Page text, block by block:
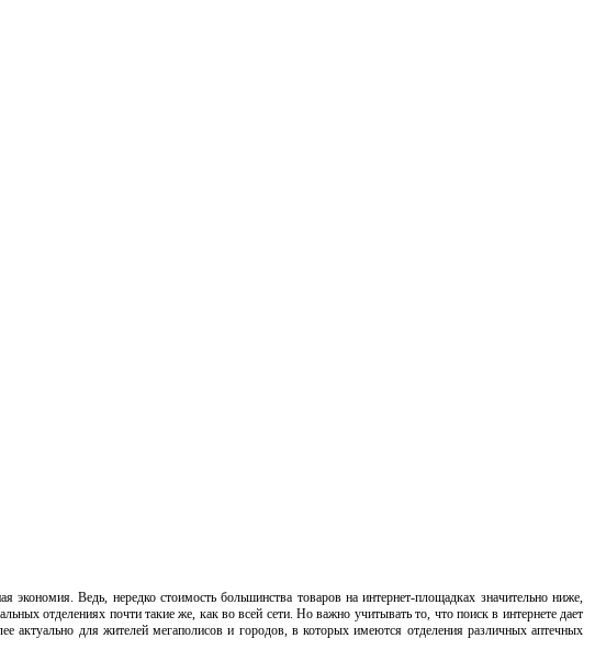
Ведь, нередко стоимость большинства товаров на интернет-площадках значительно ниже,
отделениях почти такие же, как во всей сети. Но важно учитывать то, что поиск в интернете дает
актуально для жителей мегаполисов и городов, в которых имеются отделения различных аптечных